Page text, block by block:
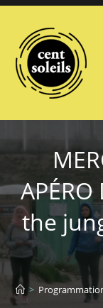
Skip
content
the
>